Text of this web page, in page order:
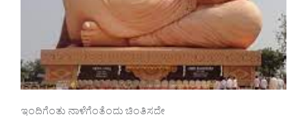
ಇಂದಿಗೆಂತು ನಾಳೆಗೆಂತೆಂದು ಚಿಂತಿಸದೇ